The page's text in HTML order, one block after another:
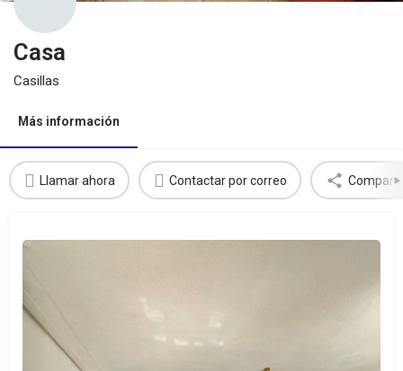
Casa
Casillas
Más información
Llamar ahora Contactar por correo